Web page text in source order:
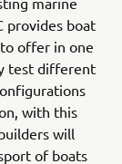
provides boat
offer in one
test different
with this
will
of boats